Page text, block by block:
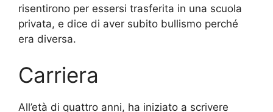
risentirono per essersi trasferita in una scuola
privata, e dice di aver subito bullismo perché
era diversa.
Carriera
All’età di quattro anni, ha iniziato a scrivere